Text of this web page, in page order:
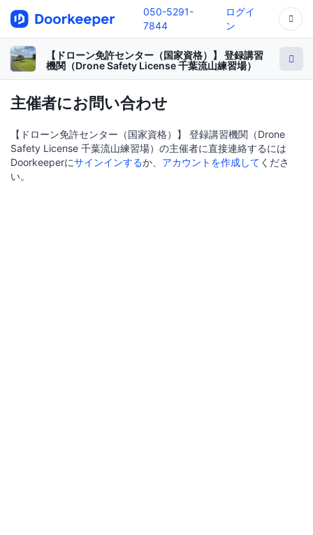
050-5291-
7844
ログイ
ン
【ドローン免許センター（国家資格）】 登録講習
機関（Drone Safety License 千葉流山練習場）
主催者にお問い合わせ
【ドローン免許センター（国家資格）】 登録講習機関（Drone
Safety License 千葉流山練習場）の主催者に直接連絡するには
Doorkeeperにサインインするか、 アカウントを作成して くださ
い。